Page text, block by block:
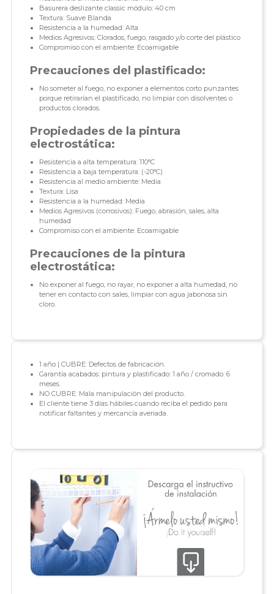
Basurera deslizante classic módulo: 40 cm
Textura: Suave Blanda
Resistencia a la humedad: Alta
Medios Agresivos: Clorados, fuego, rasgado y/o corte del plástico
Compromiso con el ambiente: Ecoamigable
Precauciones del plastificado:
No someter al fuego, no exponer a elementos corto punzantes
porque retirarían el plastificado, no limpiar con disolventes o
productos clorados.
Propiedades de la pintura
electrostática:
Resistencia a alta temperatura: 110°C
Resistencia a baja temperatura: (-20°C)
Resistencia al medio ambiente: Media
Textura: Lisa
Resistencia a la humedad: Media
Medios Agresivos (corrosivos): Fuego, abrasión, sales, alta
humedad
Compromiso con el ambiente: Ecoamigable
Precauciones de la pintura
electrostática:
No exponer al fuego, no rayar, no exponer a alta humedad, no
tener en contacto con sales, limpiar con agua jabonosa sin
cloro.
1 año | CUBRE: Defectos de fabricación.
Garantía acabados: pintura y plastificado: 1 año / cromado: 6
meses
NO CUBRE: Mala manipulación del producto.
El cliente tiene 3 días hábiles cuando reciba el pedido para
notificar faltantes y mercancía averiada.